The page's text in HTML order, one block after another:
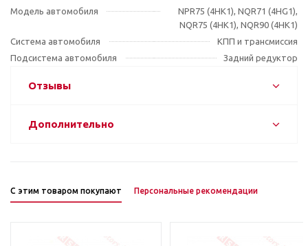
Модель автомобиля
NPR75 (4HK1), NQR71 (4HG1),
NQR75 (4HK1), NQR90 (4HK1)
Система автомобиля
КПП и трансмиссия
Подсистема автомобиля
Задний редуктор
Отзывы
Дополнительно
С этим товаром покупают Персональные рекомендации